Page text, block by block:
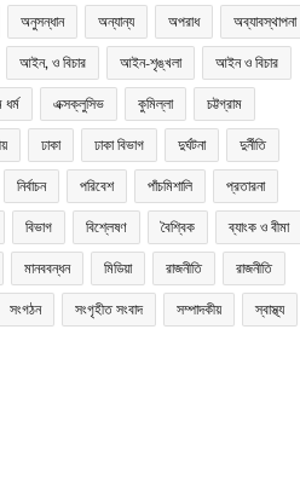
অনুসন্ধান অন্যান্য অপরাধ অব্যাবস্থাপনা
আইন, ও বিচার আইন-শৃঙ্খলা আইন ও বিচার
এক্সক্লুসিভ কুমিল্লা চট্টগ্রাম
ঢাকা ঢাকা বিভাগ দুর্ঘটনা দুর্নীতি
নির্বাচন পরিবেশ পাঁচমিশালি প্রতারনা
বিভাগ বিশ্লেষণ বৈশ্বিক ব্যাংক ও বীমা
মানববন্ধন মিডিয়া রাজনীতি রাজনীতি
সংগঠন সংগৃহীত সংবাদ সম্পাদকীয় স্বাস্থ্য